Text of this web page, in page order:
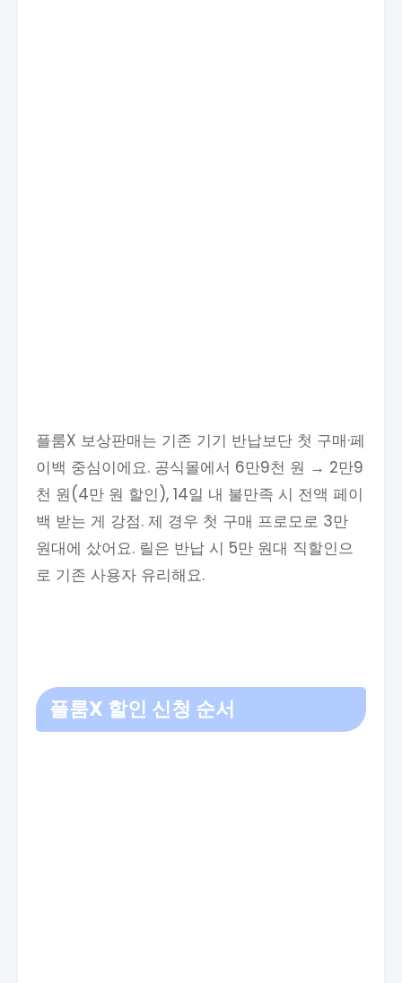
플룸X 보상판매는 기존 기기 반납보단 첫 구매·페
이백 중심이에요. 공식몰에서 6만9천 원 → 2만9
천 원(4만 원 할인), 14일 내 불만족 시 전액 페이
백 받는 게 강점. 제 경우 첫 구매 프로모로 3만
원대에 샀어요. 릴은 반납 시 5만 원대 직할인으
로 기존 사용자 유리해요.
플룸X 할인 신청 순서